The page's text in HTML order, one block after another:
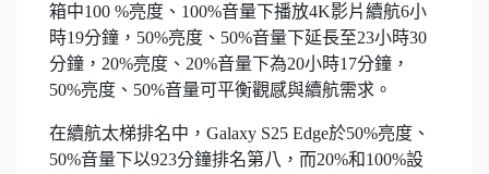
箱中100 %亮度、100%音量下播放4K影片續航6小
時19分鐘，50%亮度、50%音量下延長至23小時30
分鐘，20%亮度、20%音量下為20小時17分鐘，
50%亮度、50%音量可平衡觀感與續航需求。
在續航太梯排名中，Galaxy S25 Edge於50%亮度、
50%音量下以923分鐘排名第八，而20%和100%設